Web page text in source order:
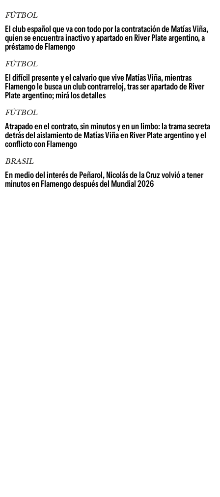
FÚTBOL
El club español que va con todo por la contratación de Matías Viña,
quien se encuentra inactivo y apartado en River Plate argentino, a
préstamo de Flamengo
FÚTBOL
El difícil presente y el calvario que vive Matías Viña, mientras
Flamengo le busca un club contrarreloj, tras ser apartado de River
Plate argentino; mirá los detalles
FÚTBOL
Atrapado en el contrato, sin minutos y en un limbo: la trama secreta
detrás del aislamiento de Matías Viña en River Plate argentino y el
conflicto con Flamengo
BRASIL
En medio del interés de Peñarol, Nicolás de la Cruz volvió a tener
minutos en Flamengo después del Mundial 2026